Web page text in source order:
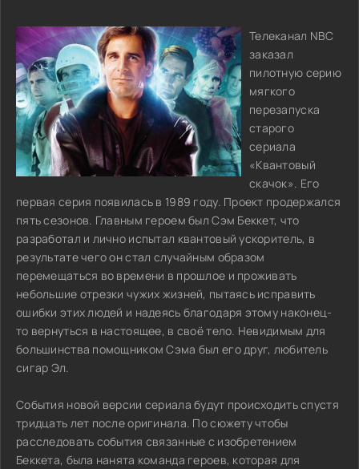
Телеканал NBC
заказал
пилотную серию
мягкого
перезапуска
старого
сериала
«Квантовый
скачок». Его
первая серия появилась в 1989 году. Проект продержался
пять сезонов. Главным героем был Сэм Беккет, что
разработал и лично испытал квантовый ускоритель, в
результате чего он стал случайным образом
перемещаться во времени в прошлое и проживать
небольшие отрезки чужих жизней, пытаясь исправить
ошибки этих людей и надеясь благодаря этому наконец-
то вернуться в настоящее, в своё тело. Невидимым для
большинства помощником Сэма был его друг, любитель
сигар Эл.
События новой версии сериала будут происходить спустя
тридцать лет после оригинала. По сюжету чтобы
расследовать события связанные с изобретением
Беккета, была нанята команда героев, которая для